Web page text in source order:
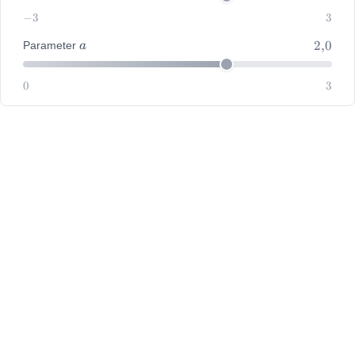
-3
−3 3
3
Parameter a
a 2{,}0
2,0
0
0 3
3